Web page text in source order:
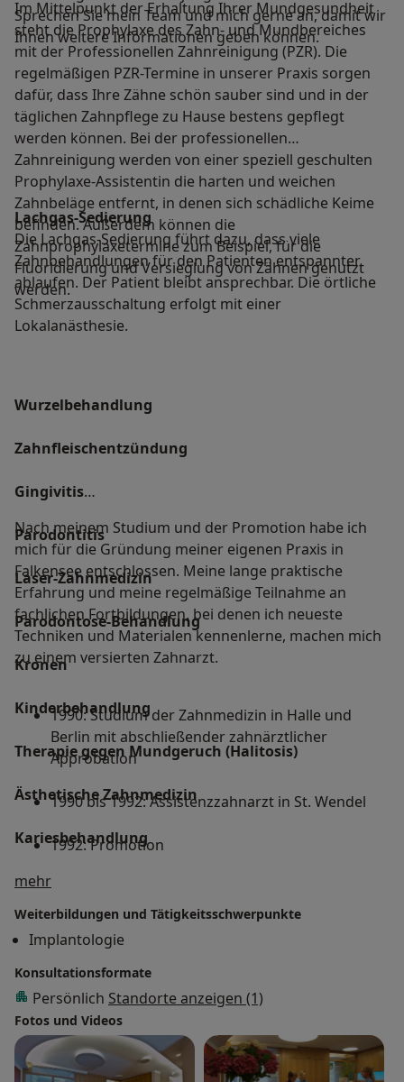
Sprechen Sie mein Team und mich gerne an, damit wir
Ihnen weitere Informationen geben können.
Im Mittelpunkt der Erhaltung Ihrer Mundgesundheit
steht die Prophylaxe des Zahn- und Mundbereiches
mit der Professionellen Zahnreinigung (PZR). Die
regelmäßigen PZR-Termine in unserer Praxis sorgen
dafür, dass Ihre Zähne schön sauber sind und in der
täglichen Zahnpflege zu Hause bestens gepflegt
werden können. Bei der professionellen
Zahnreinigung werden von einer speziell geschulten
Prophylaxe-Assistentin die harten und weichen
Zahnbeläge entfernt, in denen sich schädliche Keime
befinden. Außerdem können die
Zahnprophylaxetermine zum Beispiel, für die
Fluoridierung und Versieglung von Zähnen genutzt
werden.
Lachgas-Sedierung
Die Lachgas-Sedierung führt dazu, dass viele
Zahnbehandlungen für den Patienten entspannter
ablaufen. Der Patient bleibt ansprechbar. Die örtliche
Schmerzausschaltung erfolgt mit einer
Lokalanästhesie.
Wurzelbehandlung
Zahnfleischentzündung
Gingivitis
Parodontitis
Laser-Zahnmedizin
Parodontose-Behandlung
Kronen
Kinderbehandlung
Therapie gegen Mundgeruch (Halitosis)
Ästhetische Zahnmedizin
Kariesbehandlung
Zahnerhaltung
Zahnsteinentfernung
Sonstige Informationen über mich
Nach meinem Studium und der Promotion habe ich
mich für die Gründung meiner eigenen Praxis in
Falkensee entschlossen. Meine lange praktische
Erfahrung und meine regelmäßige Teilnahme an
fachlichen Fortbildungen, bei denen ich neueste
Techniken und Materialen kennenlerne, machen mich
zu einem versierten Zahnarzt.
1990: Studium der Zahnmedizin in Halle und
Berlin mit abschließender zahnärztlicher
Approbation
1990 bis 1992: Assistenzzahnarzt in St. Wendel
1992: Promotion
1993: Eröffnung der Zahnarztpraxis Dr. Jens
Pönisch in Falkensee
1994 bis heute: Aktiv als Spezialist für
Implantologie tätig; Mitglied bei den
Fachgesellschaften DGZI und BdIZ; Mitglied der
Studiengruppe der DGZI Berlin/Brandenburg
mehrÜber mich
Weiterbildungen und Tätigkeitsschwerpunkte
Implantologie
Konsultationsformate
Persönlich Standorte anzeigen (1)
Fotos und Videos